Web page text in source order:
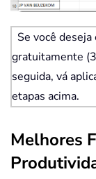
Se você
gratuitamente
seguida, vá
etapas acima.
Melhores